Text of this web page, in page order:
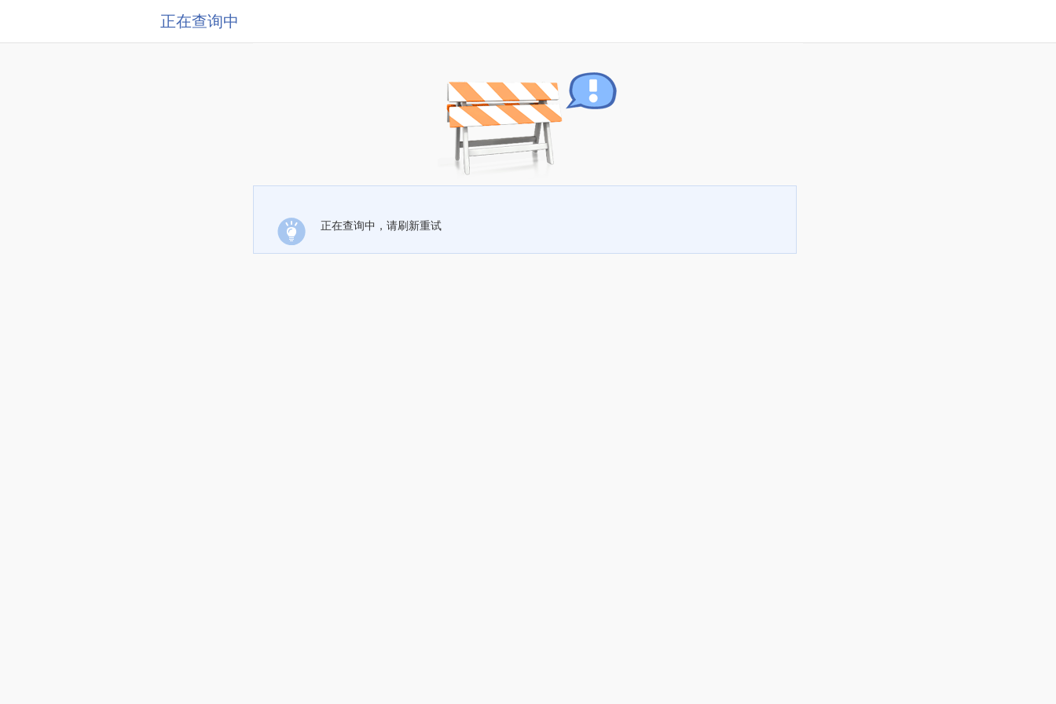
正在查询中
正在查询中，请刷新重试